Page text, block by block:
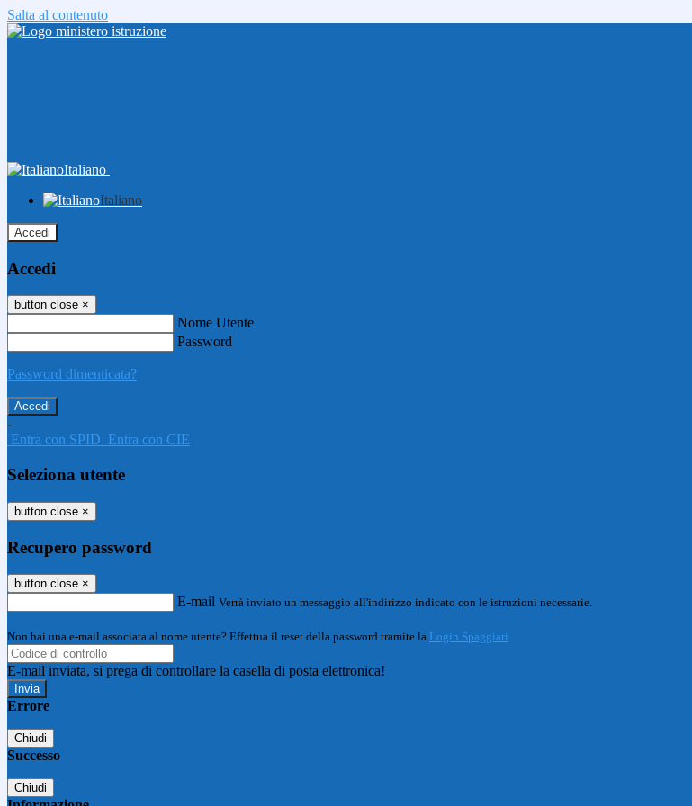
Salta al contenuto
Italiano
Italiano
Accedi
Accedi
button close ×
Nome Utente
Password
Password dimenticata?
-
Entra con SPID Entra con CIE
Seleziona utente
button close ×
Recupero password
button close ×
E-mail Verrà inviato un messaggio all'indirizzo indicato con le istruzioni necessarie.
Non hai una e-mail associata al nome utente? Effettua il reset della password tramite la Login Spaggiari
E-mail inviata, si prega di controllare la casella di posta elettronica!
Errore
Chiudi
Successo
Chiudi